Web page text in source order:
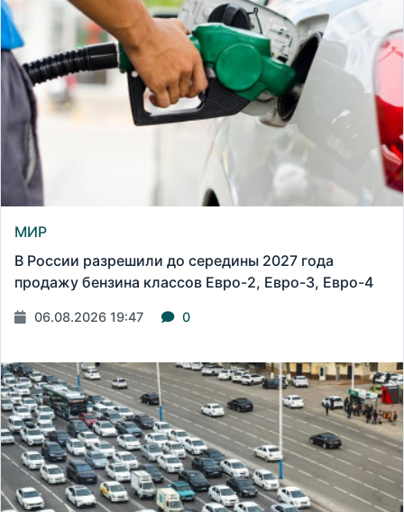
МИР
В России разрешили до середины 2027 года
продажу бензина классов Евро-2, Евро-3, Евро-4
06.08.2026 19:47 0